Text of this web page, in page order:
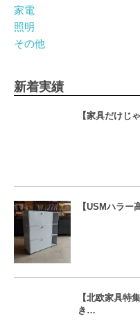
家電
照明
その他
新着実績
【家具だけじ
【USMハラ
【北欧家具特
き…